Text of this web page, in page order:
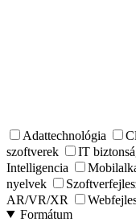
Adattechnológia
szoftverek
IT
Intelligencia
nyelvek
AR/VR/XR
Formátum